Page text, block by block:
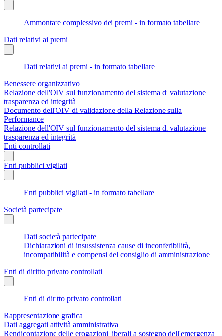
Ammontare complessivo dei premi - in formato tabellare
Dati relativi ai premi
Dati relativi ai premi - in formato tabellare
Benessere organizzativo
Relazione dell'OIV sul funzionamento del sistema di valutazione
trasparenza ed integrità
Documento dell'OIV di validazione della Relazione sulla
Performance
Relazione dell'OIV sul funzionamento del sistema di valutazione
trasparenza ed integrità
Enti controllati
Enti pubblici vigilati
Enti pubblici vigilati - in formato tabellare
Società partecipate
Dati società partecipate
Dichiarazioni di insussistenza cause di inconferibilità,
incompatibilità e compensi del consiglio di amministrazione
Enti di diritto privato controllati
Enti di diritto privato controllati
Rappresentazione grafica
Dati aggregati attività amministrativa
Rendicontazione delle erogazioni liberali a sostegno dell'emergenza